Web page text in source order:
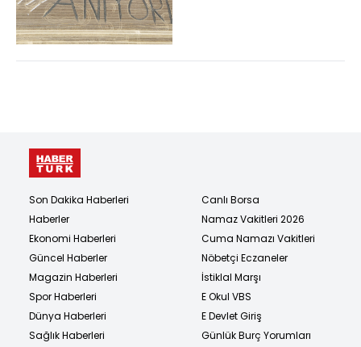
Son Dakika Haberleri
Haberler
Ekonomi Haberleri
Güncel Haberler
Magazin Haberleri
Spor Haberleri
Dünya Haberleri
Sağlık Haberleri
Canlı Borsa
Namaz Vakitleri 2026
Cuma Namazı Vakitleri
Nöbetçi Eczaneler
İstiklal Marşı
E Okul VBS
E Devlet Giriş
Günlük Burç Yorumları